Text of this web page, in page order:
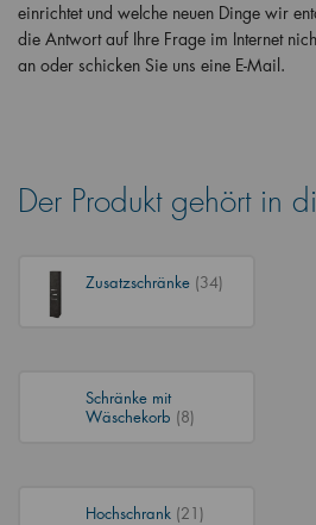
einrichtet und welche neuen Dinge wir
die Antwort auf Ihre Frage im Internet
an oder schicken Sie uns eine E-Mail.
Der Produkt gehört in
Zusatzschränke (34)
Schränke mit
Wäschekorb (8)
Hochschrank (21)